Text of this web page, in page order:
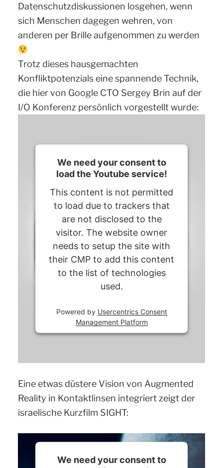
Datenschutzdiskussionen losgehen, wenn
sich Menschen dagegen wehren, von
anderen per Brille aufgenommen zu werden
Trotz dieses hausgemachten
Konfliktpotenzials eine spannende Technik,
die hier von Google CTO Sergey Brin auf der
I/O Konferenz persönlich vorgestellt wurde:
We need your consent to
load the Youtube service!
This content is not permitted
to load due to trackers that
are not disclosed to the
visitor. The website owner
needs to setup the site with
their CMP to add this content
to the list of technologies
used.
Powered by Usercentrics Consent
Management Platform
Eine etwas düstere Vision von Augmented
Reality in Kontaktlinsen integriert zeigt der
israelische Kurzfilm SIGHT:
We need your consent to